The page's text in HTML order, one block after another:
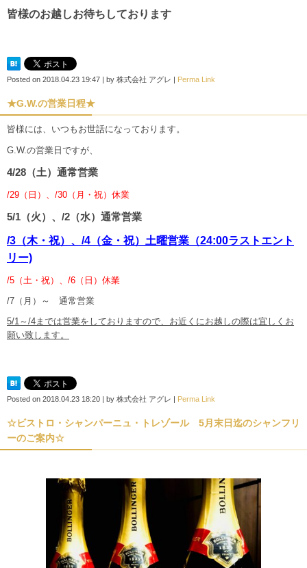
皆様のお越しお待ちしております
Posted on 2018.04.23 19:47 by 株式会社 アグレ Perma Link
★G.W.の営業日程★
皆様には、いつもお世話になっております。
G.W.の営業日ですが、
4/28（土）通常営業
/29（日）、/30（月・祝）休業
5/1（火）、/2（水）通常営業
/3（木・祝）、/4（金・祝）土曜営業（24:00ラストエント
リー)
/5（土・祝）、/6（日）休業
/7（月）～ 通常営業
5/1～/4までは営業をしておりますので、お近くにお越しの際は宜しくお
願い致します。
Posted on 2018.04.23 18:20 by 株式会社 アグレ Perma Link
☆ビストロ・シャンパーニュ・トレゾール 5月末日迄のシャンフリ
ーのご案内☆